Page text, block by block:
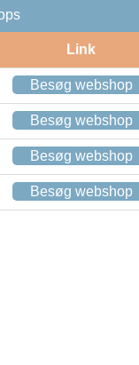
Link
Besøg webshop
Besøg webshop
Besøg webshop
Besøg webshop